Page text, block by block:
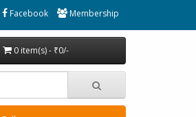
Facebook Membership
0 item(s) - ₹0/-